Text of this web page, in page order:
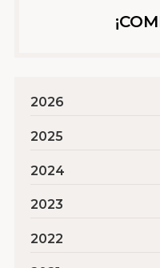
2026
2025
2024
2023
2022